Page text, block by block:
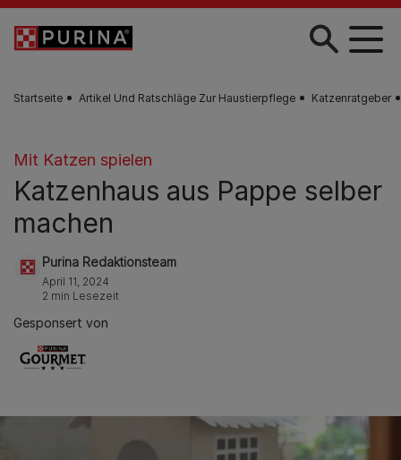
Zum Hauptinhalt springen
Startseite Artikel Und Ratschläge Zur Haustierpflege Katzenratgeber
Mit Katzen spielen
Katzenhaus aus Pappe selber
machen
Purina Redaktionsteam
April 11, 2024
2 min Lesezeit
Gesponsert von